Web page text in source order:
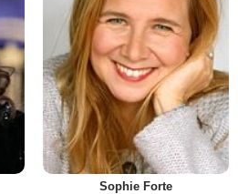
Sophie Forte